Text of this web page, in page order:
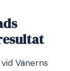
Vänerns